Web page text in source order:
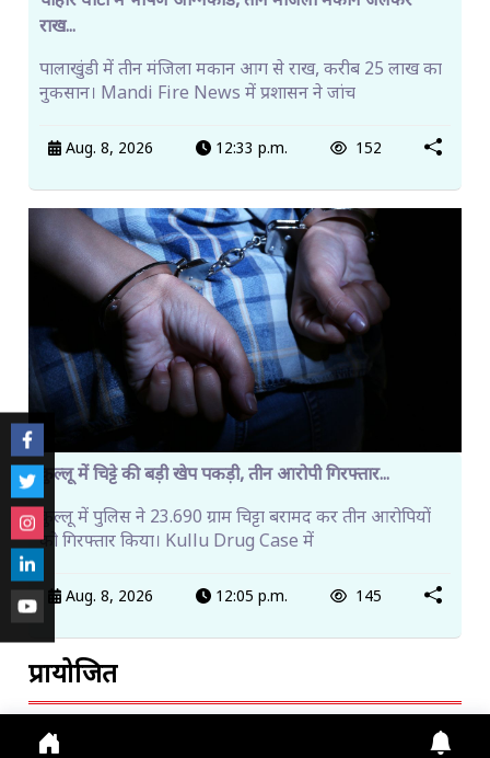
राख...
पालाखुंडी में तीन मंजिला मकान आग से राख, करीब 25 लाख का
नुकसान। Mandi Fire News में प्रशासन ने जांच
Aug. 8, 2026 12:33 p.m. 152
कुल्लू में चिट्टे की बड़ी खेप पकड़ी, तीन आरोपी गिरफ्तार...
कुल्लू में पुलिस ने 23.690 ग्राम चिट्टा बरामद कर तीन आरोपियों
को गिरफ्तार किया। Kullu Drug Case में
Aug. 8, 2026 12:05 p.m. 145
प्रायोजित
ट्रेंडिंग खबरें